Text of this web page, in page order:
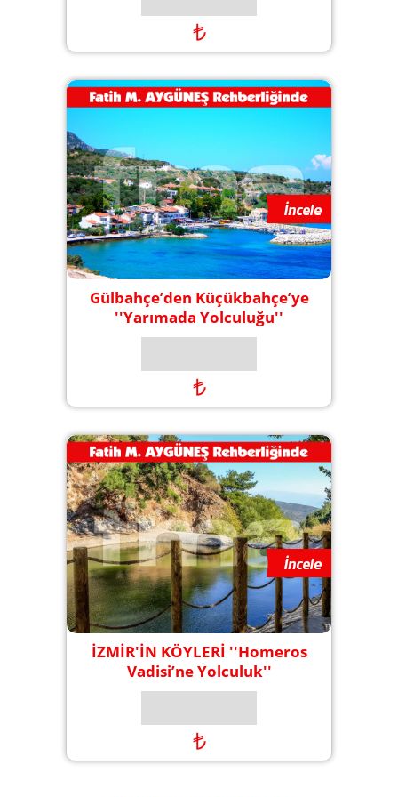
₺
Gülbahçe’den Küçükbahçe’ye
''Yarımada Yolculuğu''
₺
İZMİR'İN KÖYLERİ ''Homeros
Vadisi’ne Yolculuk''
₺